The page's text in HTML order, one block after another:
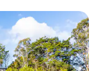
„Odabrali gosti”